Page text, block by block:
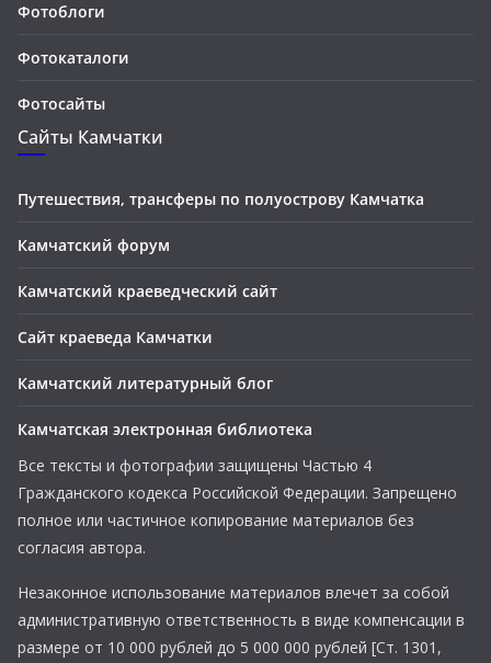
Фотоблоги
Фотокаталоги
Фотосайты
Сайты Камчатки
Путешествия, трансферы по полуострову Камчатка
Камчатский форум
Камчатский краеведческий сайт
Сайт краеведа Камчатки
Камчатский литературный блог
Камчатская электронная библиотека
Все тексты и фотографии защищены Частью 4
Гражданского кодекса Российской Федерации. Запрещено
полное или частичное копирование материалов без
согласия автора.
Незаконное использование материалов влечет за собой
административную ответственность в виде компенсации в
размере от 10 000 рублей до 5 000 000 рублей [Ст. 1301,